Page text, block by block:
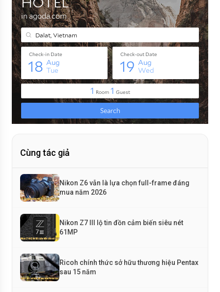
Cùng tác giả
Nikon Z6 vẫn là lựa chọn full-frame đáng
mua năm 2026
Nikon Z7 III lộ tin đồn cảm biến siêu nét
61MP
Ricoh chính thức sở hữu thương hiệu Pentax
sau 15 năm